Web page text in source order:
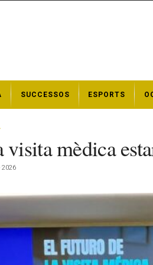
SUCCESSOS ESPORTS
mèdica
2026